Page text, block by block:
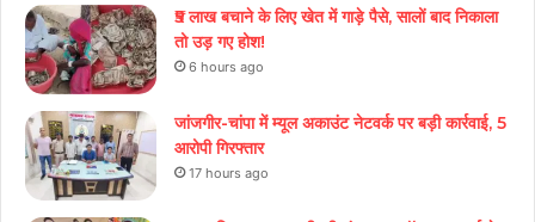
₹5 लाख बचाने के लिए खेत में गाड़े पैसे, सालों बाद निकाला
तो उड़ गए होश!
6 hours ago
जांजगीर-चांपा में म्यूल अकाउंट नेटवर्क पर बड़ी कार्रवाई, 5
आरोपी गिरफ्तार
17 hours ago